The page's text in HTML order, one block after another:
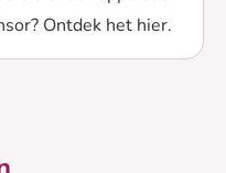
Ontdek het hier.